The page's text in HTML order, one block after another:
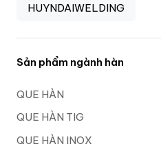
HUYNDAIWELDING
Sản phẩm ngành hàn
QUE HÀN
QUE HÀN TIG
QUE HÀN INOX